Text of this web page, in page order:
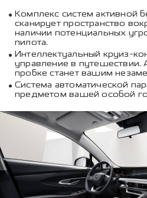
Комплекс систем активной
сканирует пространство
наличии потенциальных
пилота.
Интеллектуальный круиз-
управление в путешествии.
пробке станет вашим
Система автоматической
предметом вашей особой